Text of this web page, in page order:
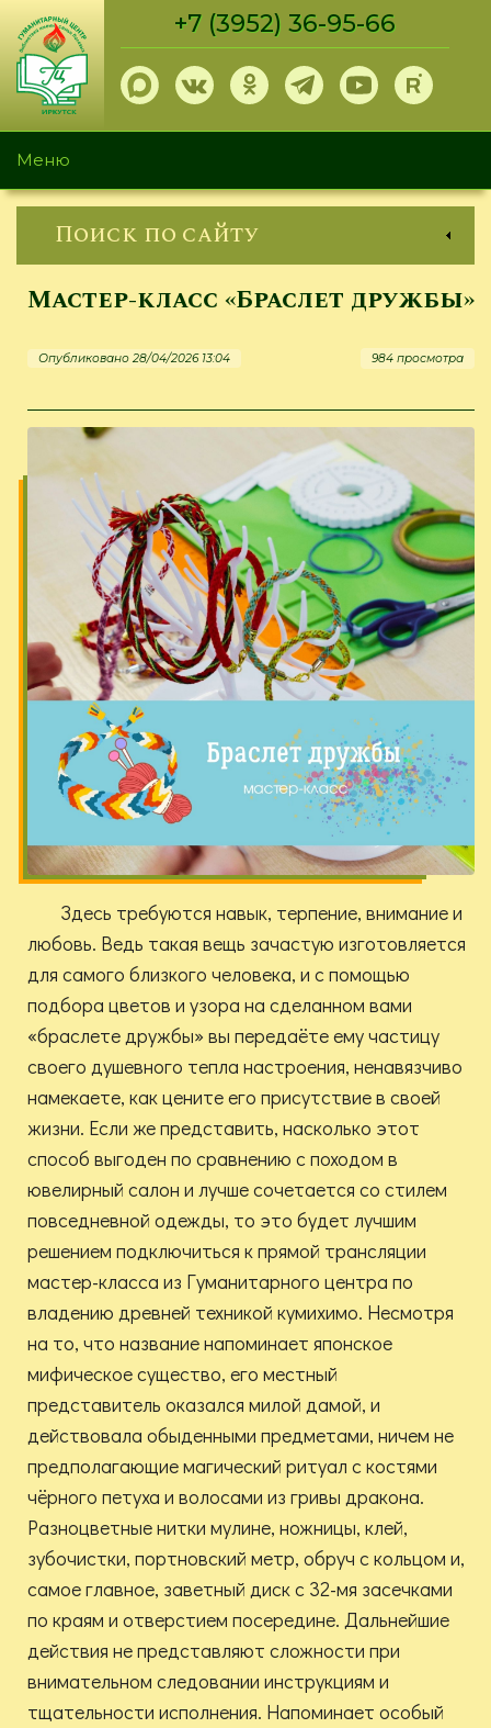
Перейти
основному
содержанию
+7 (3952) 36-95-66
Меню
Поиск по сайту
Мастер-класс «Браслет дружбы»
Опубликовано 28/04/2026 13:04 984 просмотра
Здесь требуются навык, терпение, внимание и
любовь. Ведь такая вещь зачастую изготовляется
для самого близкого человека, и с помощью
подбора цветов и узора на сделанном вами
«браслете дружбы» вы передаёте ему частицу
своего душевного тепла настроения, ненавязчиво
намекаете, как цените его присутствие в своей
жизни. Если же представить, насколько этот
способ выгоден по сравнению с походом в
ювелирный салон и лучше сочетается со стилем
повседневной одежды, то это будет лучшим
решением подключиться к прямой трансляции
мастер-класса из Гуманитарного центра по
владению древней техникой кумихимо. Несмотря
на то, что название напоминает японское
мифическое существо, его местный
представитель оказался милой дамой, и
действовала обыденными предметами, ничем не
предполагающие магический ритуал с костями
чёрного петуха и волосами из гривы дракона.
Разноцветные нитки мулине, ножницы, клей,
зубочистки, портновский метр, обруч с кольцом и,
самое главное, заветный диск с 32-мя засечками
по краям и отверстием посередине. Дальнейшие
действия не представляют сложности при
внимательном следовании инструкциям и
тщательности исполнения. Напоминает особый